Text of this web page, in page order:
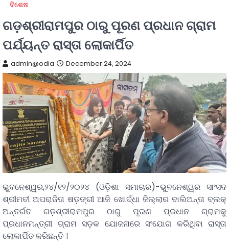
ବିଶେଷ
ଗଡ଼ଶ୍ରୀରାମପୁର ଠାରୁ ପୂରଣ ପ୍ରଧାନ ଗ୍ରାମ
ପର୍ଯ୍ୟନ୍ତ ରାସ୍ତା ଲୋକାର୍ପିତ
admin@odia December 24, 2024
ଭୁବନେଶ୍ୱର,୨୪/୧୨/୨୦୨୪ (ଓଡ଼ିଶା ସମାଚାର)-ଭୁବନେଶ୍ୱର ସାଂସଦ
ଶ୍ରୀମତୀ ଅପରାଜିତା ଷଡ଼ଙ୍ଗୀ ଆଜି ଖୋର୍ଦ୍ଧା ଜିଲ୍ଲାର ବାଲିଅନ୍ତା ବ୍ଲକ୍‌
ଅନ୍ତର୍ଗତ ଗଡ଼ଶ୍ରୀରାମପୁର ଠାରୁ ପୂରଣ ପ୍ରଧାନ ଗ୍ରାମକୁ
ପ୍ରଧାନମନ୍ତ୍ରୀ ଗ୍ରାମ ସଡ଼କ ଯୋଜନାରେ ସଂଯୋଗ କରିଥିବା ରାସ୍ତା
ଲୋକାର୍ପିତ କରିଛନ୍ତି ।